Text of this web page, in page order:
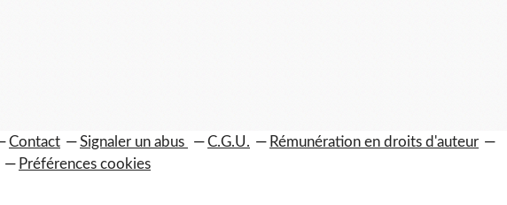
Contact Signaler un abus C.G.U.
Rémunération en droits d'auteur
Préférences cookies